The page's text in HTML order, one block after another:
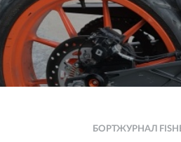
БОРТЖУРНАЛ